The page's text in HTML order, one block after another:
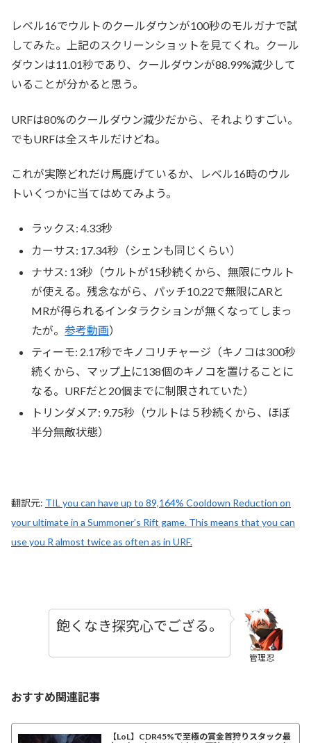
レベル16でウルトのクールダウンが100秒のモルガナで試
してみた。上記のスクリーンショットを見てくれ。クール
ダウンは11.01秒であり、クールダウンが88.99%減少して
いることが分かると思う。
URFは80%のクールダウン減少だから、それよりすごい。
でもURFは全スキルだけどね。
これが実際どれだけ馬鹿げているか、レベル16時のウル
トいくつかに当てはめてみよう。
ラックス: 4.33秒
カーサス: 17.34秒（シェンも同じくらい）
ナサス: 13秒（ウルトが15秒続くから、無限にウルト
が使える。残念ながら、パッチ10.22で無限にARと
MRが得られるインタラクションが無くなってしまっ
たが。参考動画）
ティーモ: 2.17秒でキノコリチャージ（キノコは300秒
続くから、マップ上に138個のキノコを置けることに
なる。URFだと20個までに制限されていた）
トリンダメア: 9.75秒（ウルトは５秒続くから、ほぼ
半分無敵状態）
翻訳元: TIL you can have up to 89,164% Cooldown Reduction on
your ultimate in a Summoner’s Rift game. This means that you can
use you R almost twice as often as in URF.
管理忍
飽くなき探究心でござる。
おすすめ関連記事
【LoL】CDR45%で至極の賞金首狩りスタック最